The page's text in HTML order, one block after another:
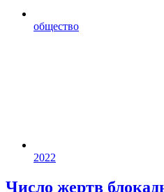
общество
2022
Число жертв